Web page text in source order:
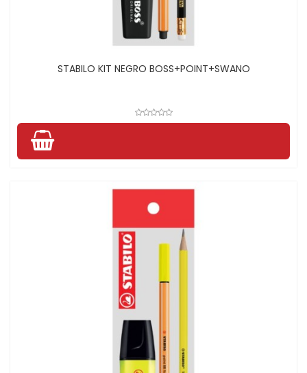
STABILO KIT NEGRO BOSS+POINT+SWANO